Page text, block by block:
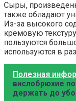
Сыры,
также обладают
Из-за высокого
кремовую
пользуются
используются в
Полезная
вислобрюхие
держать до